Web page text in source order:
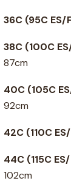
36C (95C ES/
38C (100C
87cm
40C (105C
92cm
42C (110C
44C (115C
102cm